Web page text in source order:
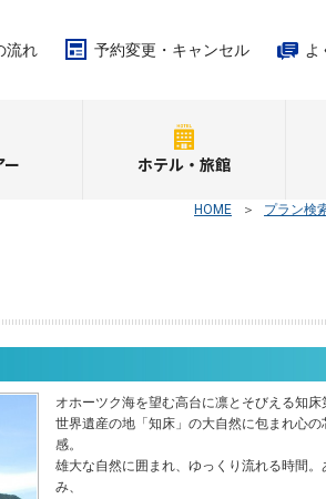
流れ 予約変更・キャンセル よ
ー ホテル・旅館
HOME ＞ プラン検
オホーツク海を望む高台に凛とそびえる知床
世界遺産の地「知床」の大自然に包まれ心
感。
雄大な自然に囲まれ、ゆっくり流れる時間
み、